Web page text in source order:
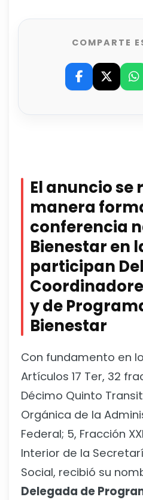
COMPARTE
El anuncio se
manera
conferencia
Bienestar en
participan
y de
Bienestar
Con fundamento en
Artículos 17 Ter, 32
Décimo Quinto
Orgánica de la
Federal; 5, Fracción
Interior de la
Social, recibió su
Delegada de